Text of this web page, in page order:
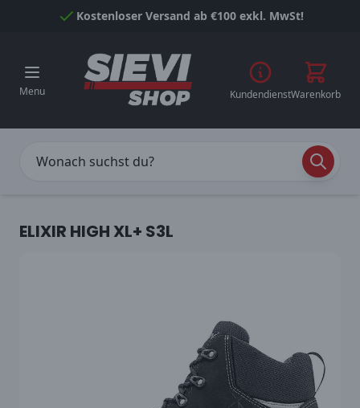
Skip to ContentKostenloser Versand ab €100 exkl. MwSt!
Menu KundendienstWarenkorb
ELIXIR HIGH XL+ S3L